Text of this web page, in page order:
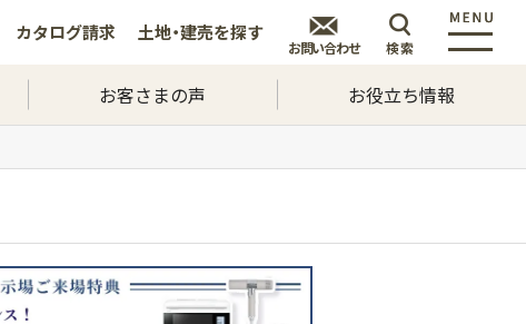
カタログ請求 土地・建売を探す
お問い合わせ 検索
お客さまの声 お役立ち情報